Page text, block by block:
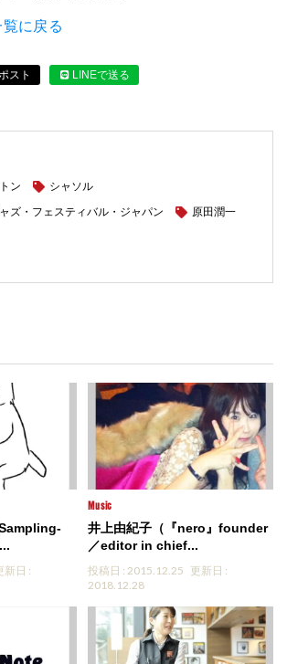
に戻る
ポスト LINEで送る
ン
シャソル
ズ・フェスティバル・ジャパン
原田潤一
新日 :
Music
井上由紀子（『nero』founder
／editor in chief...
投稿日 : 2015.12.25 更新日 :
2018.12.28